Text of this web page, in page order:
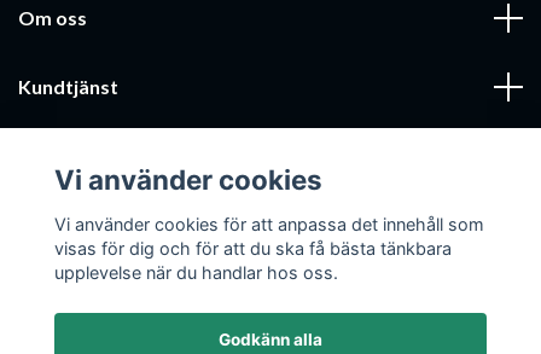
Om oss
Kundtjänst
Sociala medier
Vi använder cookies
Vi använder cookies för att anpassa det innehåll som
visas för dig och för att du ska få bästa tänkbara
upplevelse när du handlar hos oss.
Godkänn alla